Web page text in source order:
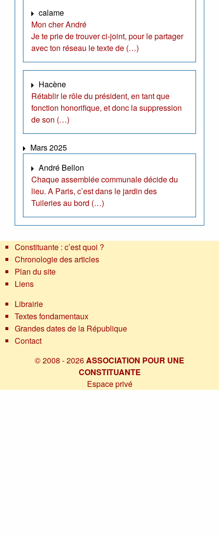
calame
Mon cher André
Je te prie de trouver ci-joint, pour le partager
avec ton réseau le texte de (…)
Hacène
Rétablir le rôle du président, en tant que
fonction honorifique, et donc la suppression
de son (…)
Mars 2025
André Bellon
Chaque assemblée communale décide du
lieu. A Paris, c’est dans le jardin des
Tuileries au bord (…)
Constituante : c’est quoi ?
Chronologie des articles
Plan du site
Liens
Librairie
Textes fondamentaux
Grandes dates de la République
Contact
© 2008 - 2026ASSOCIATION POUR UNE
CONSTITUANTE
Espace privé